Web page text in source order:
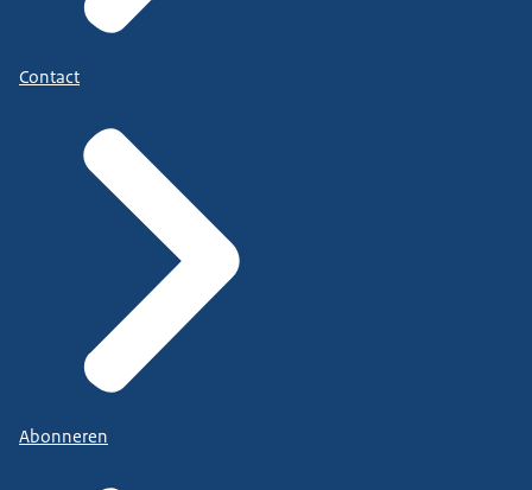
Contact
Abonneren